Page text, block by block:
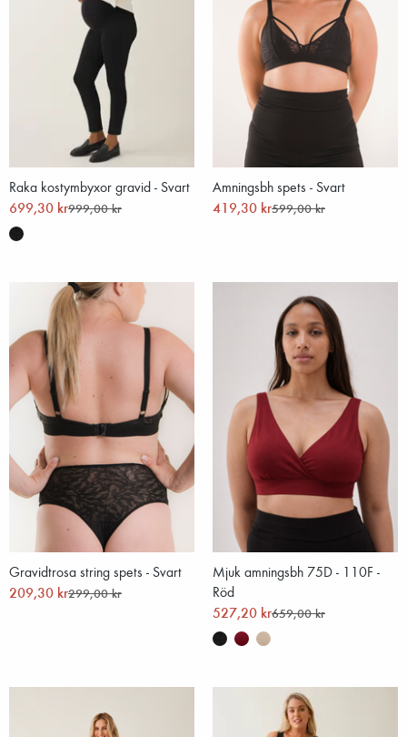
Raka kostymbyxor gravid - Svart
699,30 kr999,00 kr
Amningsbh spets - Svart
419,30 kr599,00 kr
Gravidtrosa string spets - Svart
209,30 kr299,00 kr
Mjuk amningsbh 75D - 110F -
Röd
527,20 kr659,00 kr